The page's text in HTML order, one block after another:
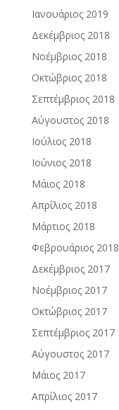
Ιανουάριος 2019
Δεκέμβριος 2018
Νοέμβριος 2018
Οκτώβριος 2018
Σεπτέμβριος 2018
Αύγουστος 2018
Ιούλιος 2018
Ιούνιος 2018
Μάιος 2018
Απρίλιος 2018
Μάρτιος 2018
Φεβρουάριος 2018
Δεκέμβριος 2017
Νοέμβριος 2017
Οκτώβριος 2017
Σεπτέμβριος 2017
Αύγουστος 2017
Μάιος 2017
Απρίλιος 2017